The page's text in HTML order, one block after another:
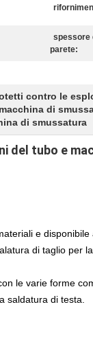
spessore
parete:
contro le
di
di smussatura
tubo e
e
di taglio per
le varie forme
saldatura di testa.